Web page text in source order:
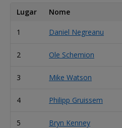
Lugar Nome
1 Daniel Negreanu
2 Ole Schemion
3 Mike Watson
4 Philipp Gruissem
5 Bryn Kenney